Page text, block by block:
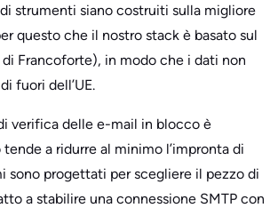
strumenti siano costruiti sulla migliore
questo che il nostro stack è basato sul
Francoforte), in modo che i dati non
fuori dell’UE.
verifica delle e-mail in blocco è
a ridurre al minimo l’impronta di
sono progettati per scegliere il pezzo di
a stabilire una connessione SMTP con